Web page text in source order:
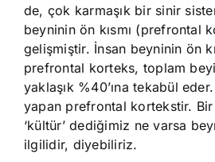
de, çok karmaşık bir sinir
beyninin ön kısmı (prefrontal
gelişmiştir. İnsan beyninin ön
prefrontal korteks, toplam
yaklaşık %40’ına tekabül
yapan prefrontal kortekstir. Bir
‘kültür’ dediğimiz ne varsa
ilgilidir, diyebiliriz.